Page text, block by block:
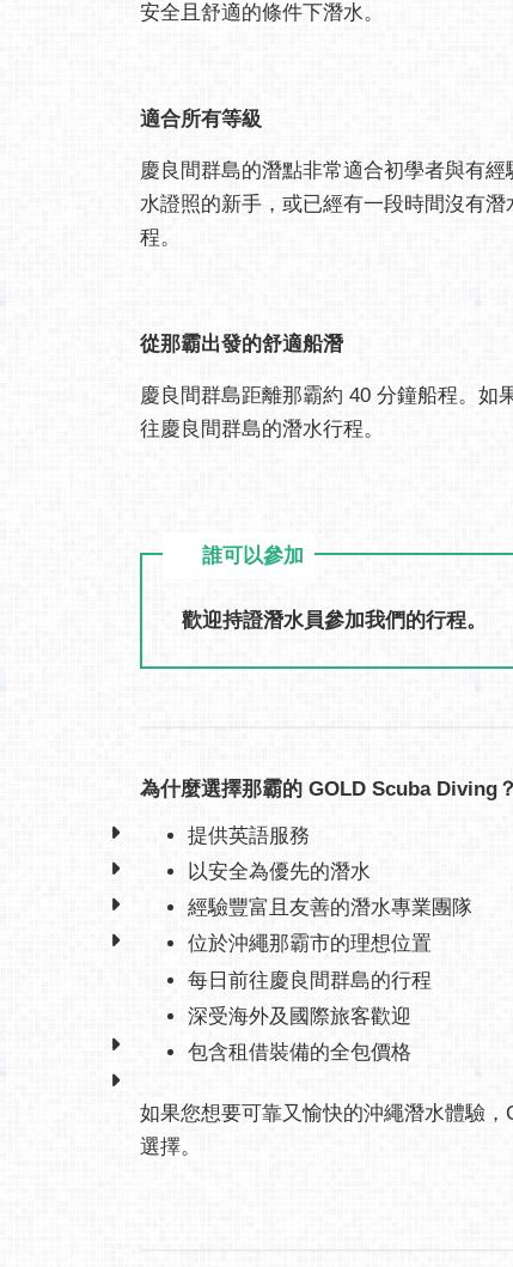
安全且舒適的條件下潛水。
適合所有等級
慶良間群島的潛點非常適合初學者與有
水證照的新手，或已經有一段時間沒有
程。
從那霸出發的舒適船潛
慶良間群島距離那霸約 40 分鐘船程。如
往慶良間群島的潛水行程。
誰可以參加
歡迎持證潛水員參加我們的行程。
為什麼選擇那霸的 GOLD Scuba Diving？
提供英語服務
以安全為優先的潛水
經驗豐富且友善的潛水專業團隊
位於沖繩那霸市的理想位置
每日前往慶良間群島的行程
深受海外及國際旅客歡迎
包含租借裝備的全包價格
如果您想要可靠又愉快的沖繩潛水體驗
選擇。